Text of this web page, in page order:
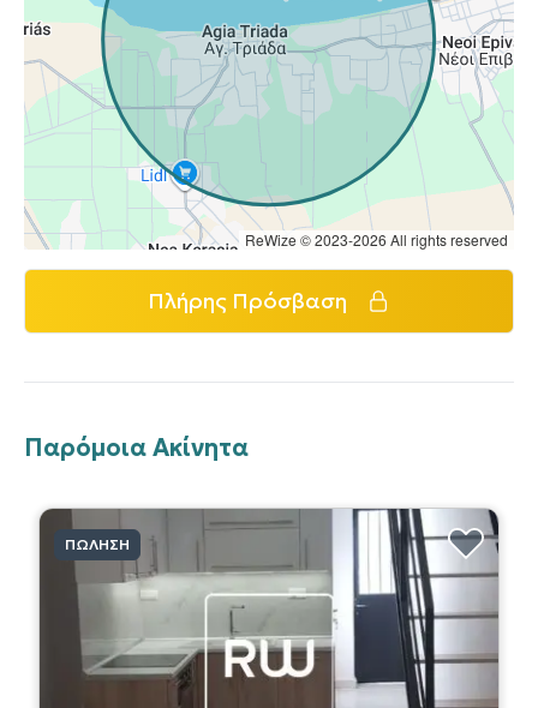
ReWize © 2023-2026 All rights reserved
Πλήρης Πρόσβαση
Παρόμοια Ακίνητα
ΠΏΛΗΣΗ